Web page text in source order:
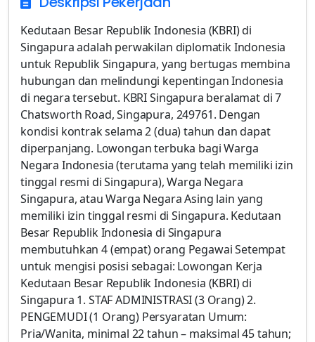
Kedutaan Besar Republik Indonesia (KBRI) di
Singapura adalah perwakilan diplomatik Indonesia
untuk Republik Singapura, yang bertugas membina
hubungan dan melindungi kepentingan Indonesia
di negara tersebut. KBRI Singapura beralamat di 7
Chatsworth Road, Singapura, 249761. Dengan
kondisi kontrak selama 2 (dua) tahun dan dapat
diperpanjang. Lowongan terbuka bagi Warga
Negara Indonesia (terutama yang telah memiliki izin
tinggal resmi di Singapura), Warga Negara
Singapura, atau Warga Negara Asing lain yang
memiliki izin tinggal resmi di Singapura. Kedutaan
Besar Republik Indonesia di Singapura
membutuhkan 4 (empat) orang Pegawai Setempat
untuk mengisi posisi sebagai: Lowongan Kerja
Kedutaan Besar Republik Indonesia (KBRI) di
Singapura 1. STAF ADMINISTRASI (3 Orang) 2.
PENGEMUDI (1 Orang) Persyaratan Umum:
Pria/Wanita, minimal 22 tahun – maksimal 45 tahun;